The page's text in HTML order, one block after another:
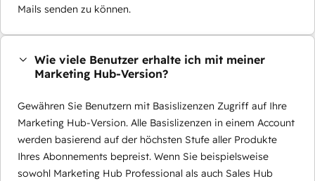
Mails senden zu können.
Wie viele Benutzer erhalte ich mit meiner
Marketing Hub-Version?
Gewähren Sie Benutzern mit Basislizenzen Zugriff auf Ihre
Marketing Hub-Version. Alle Basislizenzen in einem Account
werden basierend auf der höchsten Stufe aller Produkte
Ihres Abonnements bepreist. Wenn Sie beispielsweise
sowohl Marketing Hub Professional als auch Sales Hub